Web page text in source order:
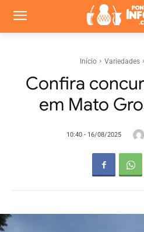
Início Variedades
Confira
em Mato
10:40 - 16/08/2025